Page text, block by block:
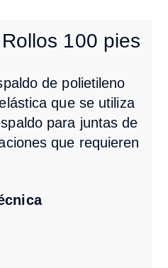
100 pies
de polietileno
que se utiliza
para juntas de
que requieren